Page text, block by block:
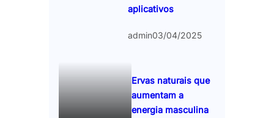
aplicativos
admin03/04/2025
Ervas naturais que
aumentam a
energia masculina